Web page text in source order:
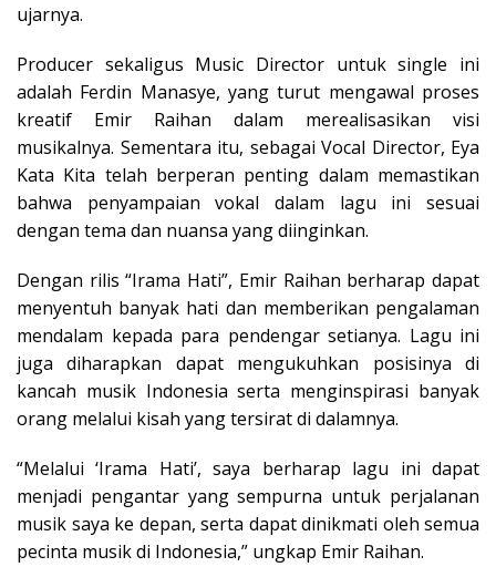
ujarnya.
Producer sekaligus Music Director untuk single ini
adalah Ferdin Manasye, yang turut mengawal proses
kreatif Emir Raihan dalam merealisasikan visi
musikalnya. Sementara itu, sebagai Vocal Director, Eya
Kata Kita telah berperan penting dalam memastikan
bahwa penyampaian vokal dalam lagu ini sesuai
dengan tema dan nuansa yang diinginkan.
Dengan rilis “Irama Hati”, Emir Raihan berharap dapat
menyentuh banyak hati dan memberikan pengalaman
mendalam kepada para pendengar setianya. Lagu ini
juga diharapkan dapat mengukuhkan posisinya di
kancah musik Indonesia serta menginspirasi banyak
orang melalui kisah yang tersirat di dalamnya.
“Melalui ‘Irama Hati’, saya berharap lagu ini dapat
menjadi pengantar yang sempurna untuk perjalanan
musik saya ke depan, serta dapat dinikmati oleh semua
pecinta musik di Indonesia,” ungkap Emir Raihan.